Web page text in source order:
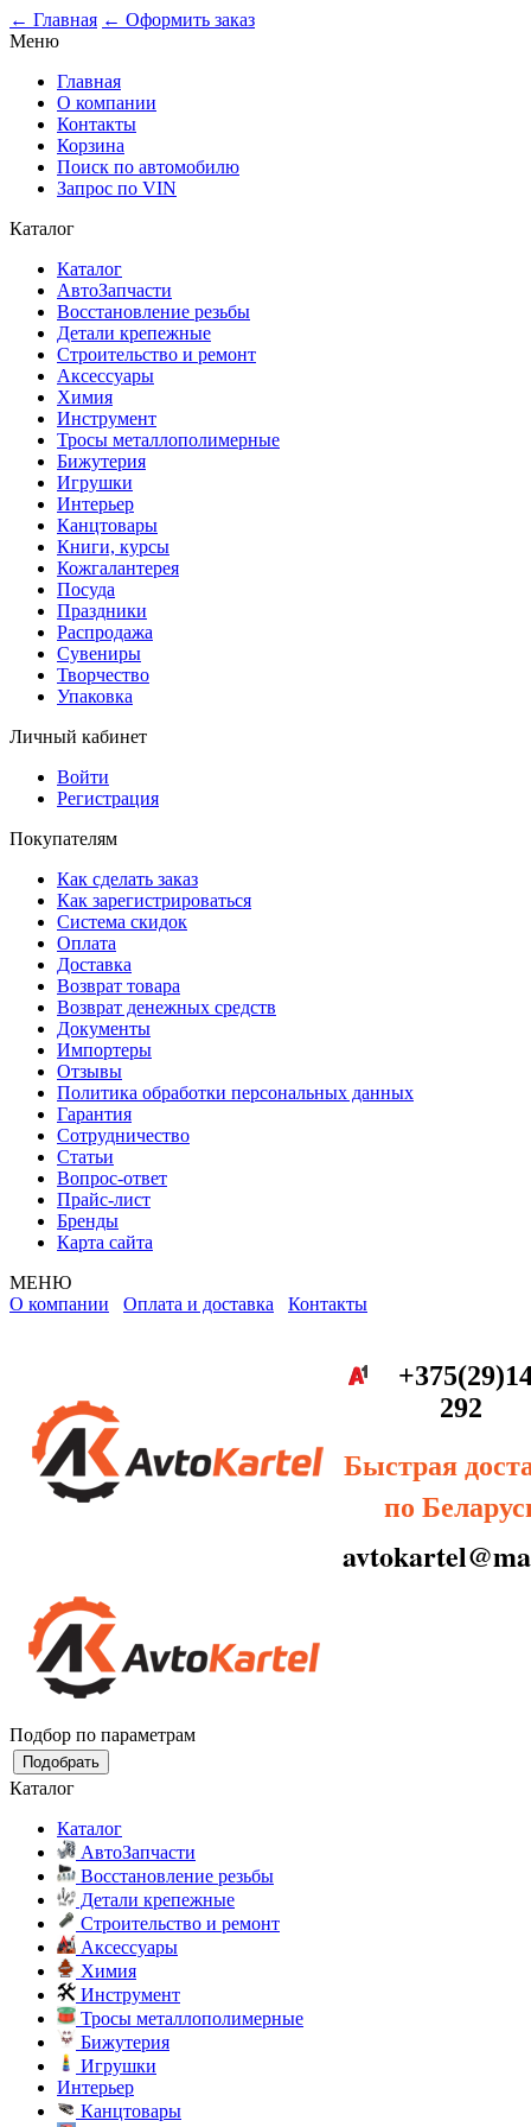
← Главная ← Оформить заказ
Меню
Главная
О компании
Контакты
Корзина
Поиск по автомобилю
Запрос по VIN
Каталог
Каталог
АвтоЗапчасти
Восстановление резьбы
Детали крепежные
Строительство и ремонт
Аксессуары
Химия
Инструмент
Тросы металлополимерные
Бижутерия
Игрушки
Интерьер
Канцтовары
Книги, курсы
Кожгалантерея
Посуда
Праздники
Распродажа
Сувениры
Творчество
Упаковка
Личный кабинет
Войти
Регистрация
Покупателям
Как сделать заказ
Как зарегистрироваться
Система скидок
Оплата
Доставка
Возврат товара
Возврат денежных средств
Документы
Импортеры
Отзывы
Политика обработки персональных данных
Гарантия
Сотрудничество
Статьи
Вопрос-ответ
Прайс-лист
Бренды
Карта сайта
МЕНЮ
О компании Оплата и доставка Контакты
292
Быстрая
по
Подбор по параметрам
Подобрать
Каталог
Каталог
АвтоЗапчасти
Восстановление резьбы
Детали крепежные
Строительство и ремонт
Аксессуары
Химия
Инструмент
Тросы металлополимерные
Бижутерия
Игрушки
Интерьер
Канцтовары